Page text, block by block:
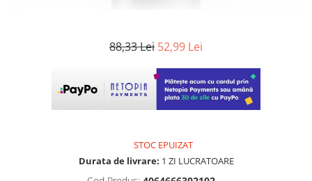
88,33 Lei 52,99 Lei
STOC EPUIZAT
Durata de livrare: 1 ZI LUCRATOARE